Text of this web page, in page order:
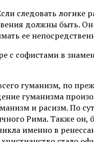
следовать логике
должны быть.
ее
с софистами в
гуманизм, по
гуманизма
и расизм. По
Рима. Также он,
именно в